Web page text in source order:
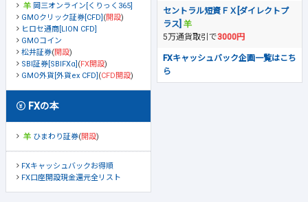
岡三オンライン[くりっく365]
GMOクリック証券[CFD] (開設)
ヒロセ通商[LION CFD]
GMOコイン
松井証券(開設)
SBI証券[SBIFXα] (FX開設)
GMO外貨[外貨ex CFD] (CFD開設)
FXの本
ひまわり証券(開設)
FXキャッシュバックお得順
FX口座開設現金還元全リスト
セントラル短資ＦＸ[ダイレクトプ
ラス]
5万通貨取引で3000円
FXキャッシュバック企画一覧はこち
ら